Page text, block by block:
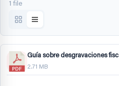
1 file
2.71 MB